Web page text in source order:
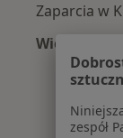
Zaparcia w
Więcej (15)
zespół